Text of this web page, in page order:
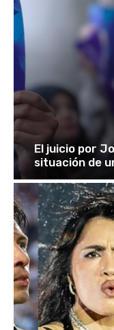
El juicio por
situación de